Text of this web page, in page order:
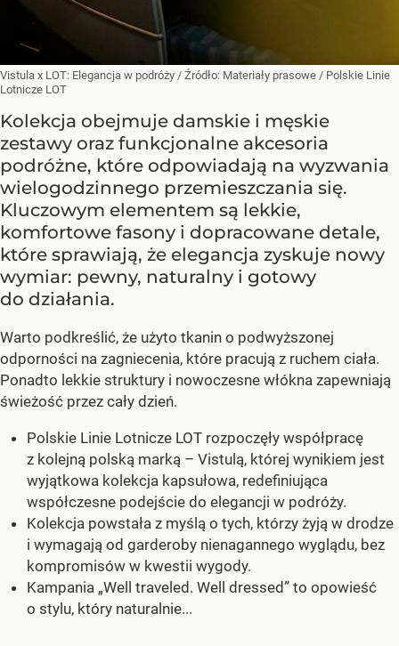
Vistula x LOT: Elegancja w podróży / Źródło: Materiały prasowe / Polskie Linie
Lotnicze LOT
Kolekcja obejmuje damskie i męskie
zestawy oraz funkcjonalne akcesoria
podróżne, które odpowiadają na wyzwania
wielogodzinnego przemieszczania się.
Kluczowym elementem są lekkie,
komfortowe fasony i dopracowane detale,
które sprawiają, że elegancja zyskuje nowy
wymiar: pewny, naturalny i gotowy
do działania.
Warto podkreślić, że użyto tkanin o podwyższonej
odporności na zagniecenia, które pracują z ruchem ciała.
Ponadto lekkie struktury i nowoczesne włókna zapewniają
świeżość przez cały dzień.
Polskie Linie Lotnicze LOT rozpoczęły współpracę
z kolejną polską marką – Vistulą, której wynikiem jest
wyjątkowa kolekcja kapsułowa, redefiniująca
współczesne podejście do elegancji w podróży.
Kolekcja powstała z myślą o tych, którzy żyją w drodze
i wymagają od garderoby nienagannego wyglądu, bez
kompromisów w kwestii wygody.
Kampania „Well traveled. Well dressed” to opowieść
o stylu, który naturalnie...